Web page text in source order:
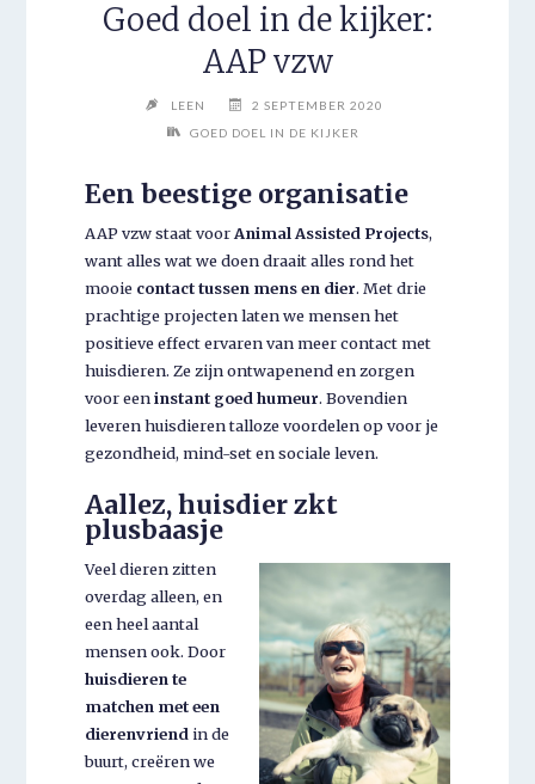
Goed doel in de kijker:
AAP vzw
LEEN
2 SEPTEMBER 2020
GOED DOEL IN DE KIJKER
Een beestige organisatie
AAP vzw staat voorAnimal Assisted Projects,
want alles wat we doen draait alles rond het
mooie contact tussen mens en dier. Met drie
prachtige projecten laten we mensen het
positieve effect ervaren van meer contact met
huisdieren. Ze zijn ontwapenend en zorgen
voor eeninstant goed humeur. Bovendien
leveren huisdieren talloze voordelen op voor je
gezondheid, mind-set en sociale leven.
Aallez, huisdier zkt
plusbaasje
Veel dieren zitten
overdag alleen, en
een heel aantal
mensen ook. Door
huisdieren te
matchen met een
dierenvriend in de
buurt, creëren we